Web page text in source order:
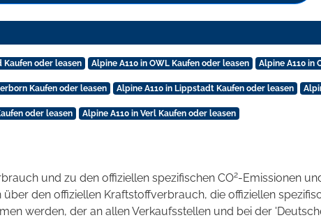
Kaufen oder leasen Alpine A110 in OWL Kaufen oder leasen Alpine A110 in
Kaufen oder leasen Alpine A110 in Lippstadt Kaufen oder leasen
oder leasen Alpine A110 in Verl Kaufen oder leasen
und zu den offiziellen spezifischen CO2-Emissionen
den offiziellen Kraftstoffverbrauch, die offiziellen
werden, der an allen Verkaufsstellen und bei der